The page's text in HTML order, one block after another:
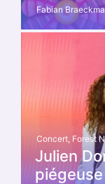
Fabian
Concert Forest
Julien